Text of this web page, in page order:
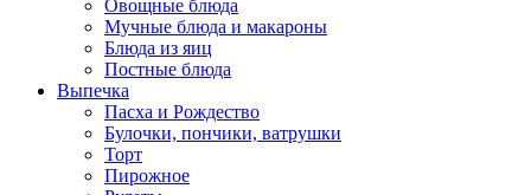
Овощные блюда
Мучные блюда и макароны
Блюда из яиц
Постные блюда
Выпечка
Пасха и Рождество
Булочки, пончики, ватрушки
Торт
Пирожное